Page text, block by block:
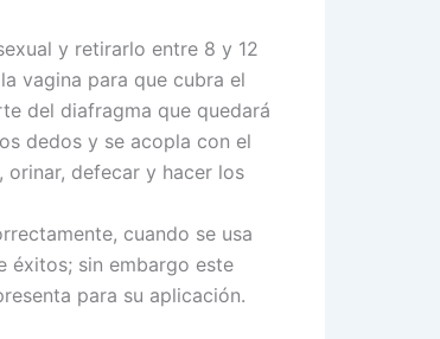
y retirarlo entre 8 y 12
vagina para que cubra el
del diafragma que quedará
dedos y se acopla con el
orinar, defecar y hacer los
cuando se usa
éxitos; sin embargo este
para su aplicación.